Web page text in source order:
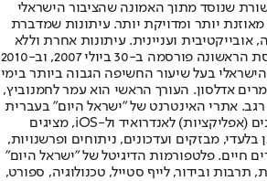
שנוסד מתוך האמונה שהציבור הישראלי
מאוזנת יותר ומדויקת יותר. עיתונות שמדברת
אובייקטיבית ועניינית. עיתונות אחרת וללא
תשלום. המהדורה המודפסת הראשונה פורסמה ב-30 ביולי 2007, וב-2010
בעל שיעור החשיפה הגבוה ביותר בימי
אדלסון. העורך הראשי הוא עמר לחמנוביץ,
אתרי האינטרנט של "ישראל היום" בעברית
ובאנגלית, כמו כן היישומונים (אפליקציות) לאנדרואיד ול-iOS, מציגים
מבזקים ועדכונים, ניתוחים ופרשנויות,
חיים. פלטפורמות הדיגיטל של "ישראל היום"
תרבות ובידור, לייף סטייל, טכנולוגיה, ספורט,